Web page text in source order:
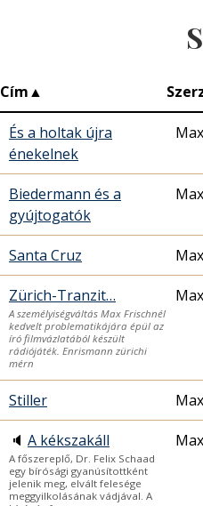
Cím▲
És a holtak újra
énekelnek
Biedermann és a
gyújtogatók
Santa Cruz
Zürich-Tranzit…
A személyiségváltás Max Frischnél
kedvelt problematikájára épül az
író filmvázlatából készült
rádiójáték. Enrismann zürichi
mérn
Stiller
🔈 A kékszakáll
A főszereplő, Dr. Felix Schaad
egy bírósági gyanúsítottként
jelenik meg, elvált felesége
meggyilkolásának vádjával. A